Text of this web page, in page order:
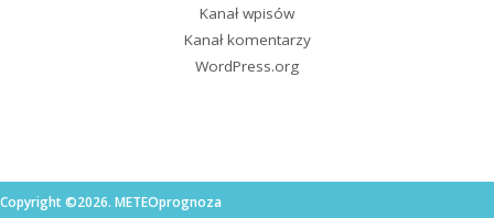
Kanał wpisów
Kanał komentarzy
WordPress.org
Copyright ©2026. METEOprognoza